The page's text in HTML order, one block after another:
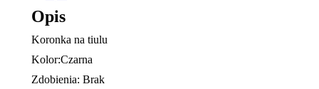
Opis
Koronka na tiulu
Kolor:Czarna
Zdobienia: Brak